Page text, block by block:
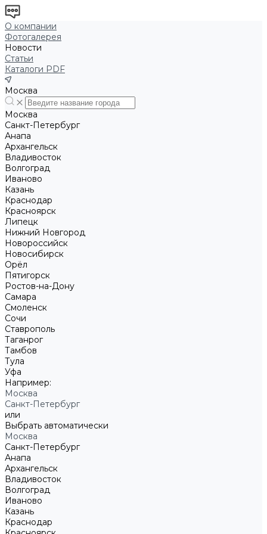
О компании
Фотогалерея
Новости
Статьи
Каталоги PDF
Москва
Москва
Санкт-Петербург
Анапа
Архангельск
Владивосток
Волгоград
Иваново
Казань
Краснодар
Красноярск
Липецк
Нижний Новгород
Новороссийск
Новосибирск
Орёл
Пятигорск
Ростов-на-Дону
Самара
Смоленск
Сочи
Ставрополь
Таганрог
Тамбов
Тула
Уфа
Например:
Москва
Санкт-Петербург
или
Выбрать автоматически
Москва
Санкт-Петербург
Анапа
Архангельск
Владивосток
Волгоград
Иваново
Казань
Краснодар